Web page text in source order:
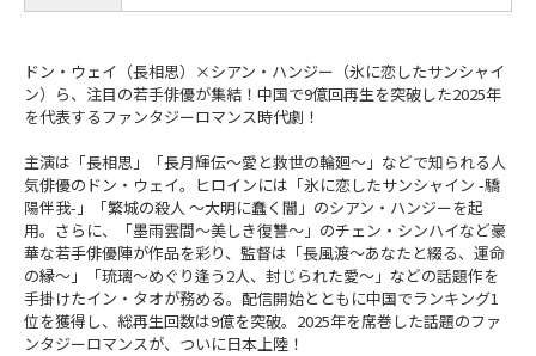
ドン・ウェイ（長相思）×シアン・ハンジー（氷に恋したサンシャイ
ン）ら、注目の若手俳優が集結！中国で9億回再生を突破した2025年
を代表するファンタジーロマンス時代劇！
主演は「長相思」「長月輝伝～愛と救世の輪廻～」などで知られる人
気俳優のドン・ウェイ。ヒロインには「氷に恋したサンシャイン -驕
陽伴我-」「繁城の殺人 ～大明に蠢く闇」のシアン・ハンジーを起
用。さらに、「墨雨雲間～美しき復讐～」のチェン・シンハイなど豪
華な若手俳優陣が作品を彩り、監督は「長風渡～あなたと綴る、運命
の縁～」「琉璃～めぐり逢う2人、封じられた愛～」などの話題作を
手掛けたイン・タオが務める。配信開始とともに中国でランキング1
位を獲得し、総再生回数は9億を突破。2025年を席巻した話題のファ
ンタジーロマンスが、ついに日本上陸！